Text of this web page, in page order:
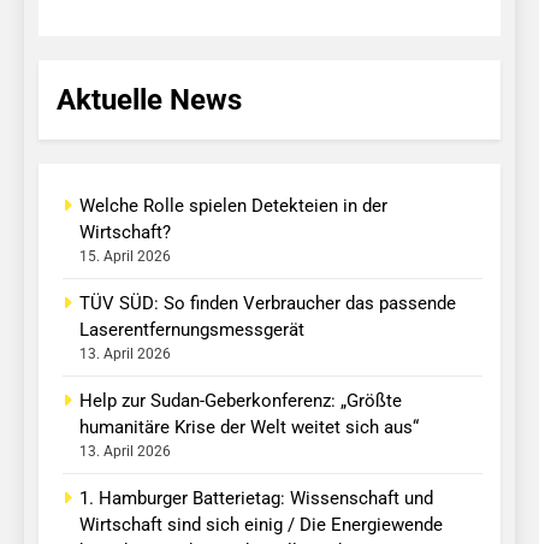
Aktuelle News
Welche Rolle spielen Detekteien in der
Wirtschaft?
15. April 2026
TÜV SÜD: So finden Verbraucher das passende
Laserentfernungsmessgerät
13. April 2026
Help zur Sudan-Geberkonferenz: „Größte
humanitäre Krise der Welt weitet sich aus“
13. April 2026
1. Hamburger Batterietag: Wissenschaft und
Wirtschaft sind sich einig / Die Energiewende